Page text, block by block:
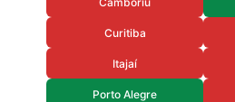
Curitiba
Itajaí
Porto Alegre